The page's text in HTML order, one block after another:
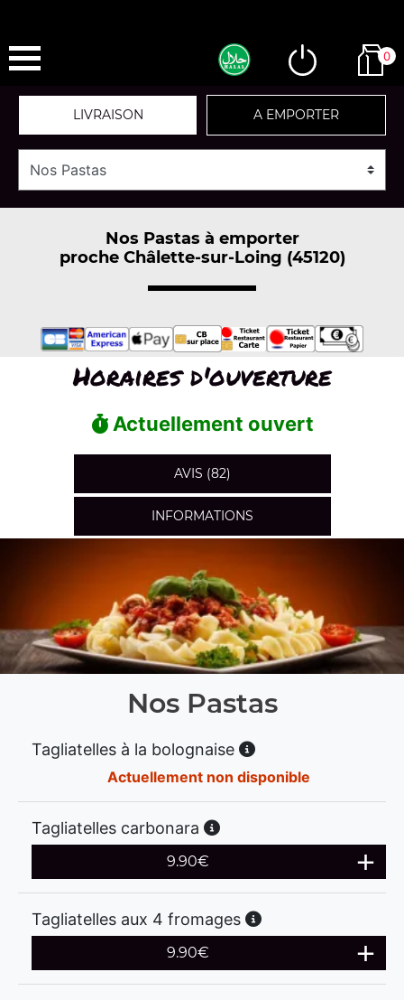
0
LIVRAISON A EMPORTER
Nos Pastas à emporter
proche Châlette-sur-Loing (45120)
Horaires d'ouverture
Actuellement ouvert
AVIS (82)
INFORMATIONS
Nos Pastas
Tagliatelles à la bolognaise
Actuellement non disponible
Tagliatelles carbonara
9.90€
Tagliatelles aux 4 fromages
9.90€